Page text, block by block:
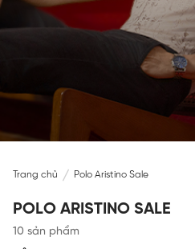
Trang chủ Polo Aristino Sale
POLO ARISTINO SALE
10 sản phẩm